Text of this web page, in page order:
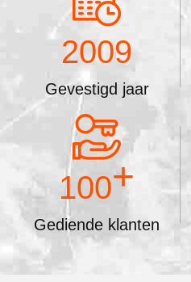
2009
Gevestigd jaar
100+
Gediende klanten